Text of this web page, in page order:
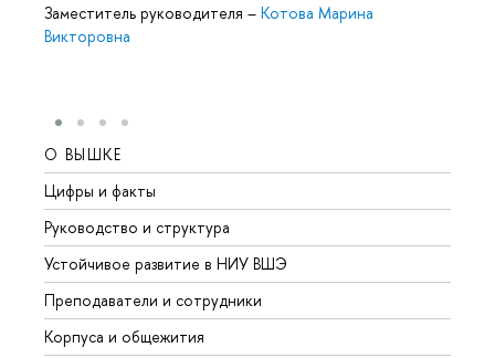
Заместитель руководителя – Котова Марина
Викторовна
О ВЫШКЕ
Цифры и факты
Руководство и структура
Устойчивое развитие в НИУ ВШЭ
Преподаватели и сотрудники
Корпуса и общежития